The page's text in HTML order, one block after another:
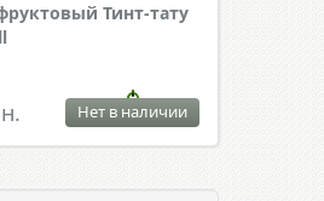
Тинт-тату
Нет в наличии